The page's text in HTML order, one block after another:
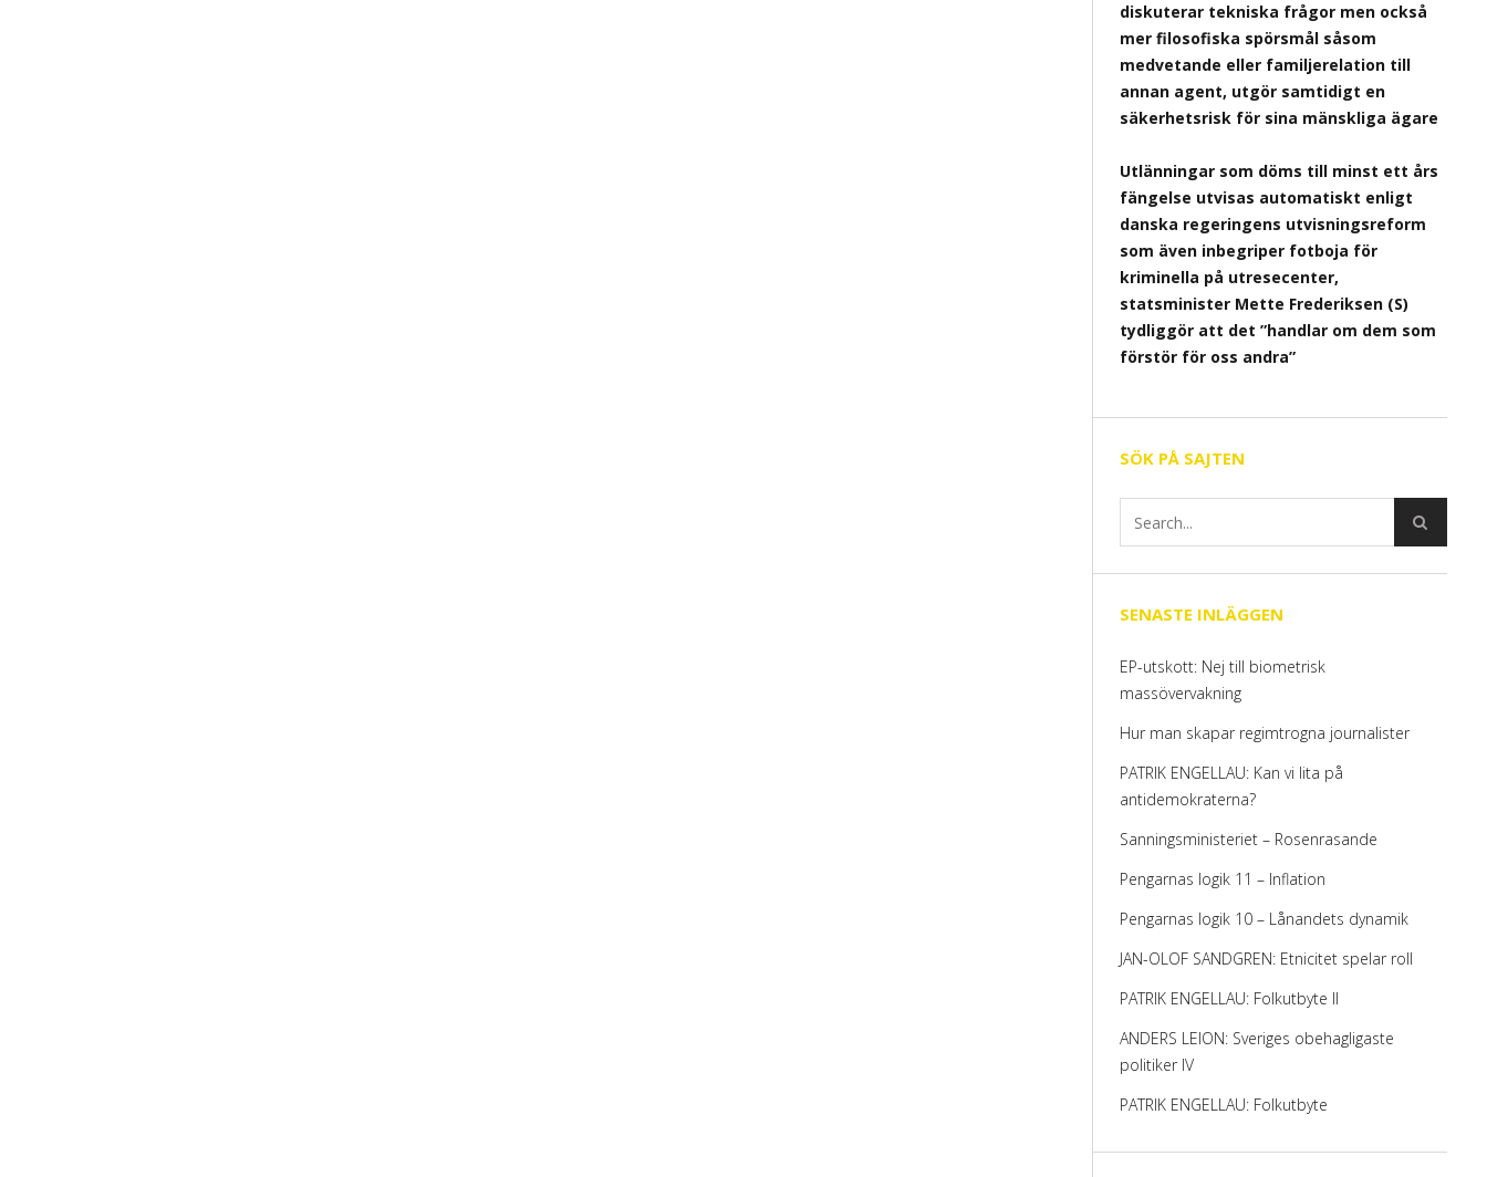
diskuterar tekniska frågor men också
mer filosofiska spörsmål såsom
medvetande eller familjerelation till
annan agent, utgör samtidigt en
säkerhetsrisk för sina mänskliga ägare
Utlänningar som döms till minst ett års
fängelse utvisas automatiskt enligt
danska regeringens utvisningsreform
som även inbegriper fotboja för
kriminella på utresecenter,
statsminister Mette Frederiksen (S)
tydliggör att det ”handlar om dem som
förstör för oss andra”
SÖK PÅ SAJTEN
SENASTE INLÄGGEN
EP-utskott: Nej till biometrisk
massövervakning
Hur man skapar regimtrogna journalister
PATRIK ENGELLAU: Kan vi lita på
antidemokraterna?
Sanningsministeriet – Rosenrasande
Pengarnas logik 11 – Inflation
Pengarnas logik 10 – Lånandets dynamik
JAN-OLOF SANDGREN: Etnicitet spelar roll
PATRIK ENGELLAU: Folkutbyte II
ANDERS LEION: Sveriges obehagligaste
politiker IV
PATRIK ENGELLAU: Folkutbyte